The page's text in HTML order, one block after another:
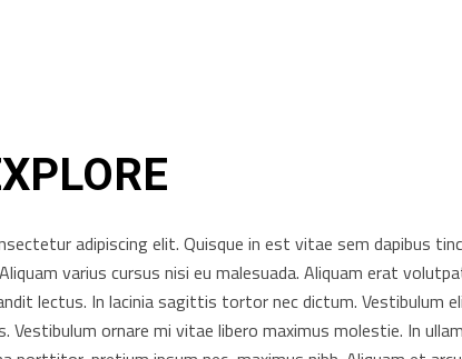
adipiscing elit. Quisque in est vitae sem dapibus
varius cursus nisi eu malesuada. Aliquam erat
lectus. In lacinia sagittis tortor nec dictum. Vestibulum
Vestibulum ornare mi vitae libero maximus molestie. In